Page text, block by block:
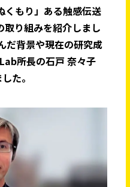
くもり」ある触感伝送
取り組みを紹介しまし
だ背景や現在の研究成
所長の石戸 奈々子
た。